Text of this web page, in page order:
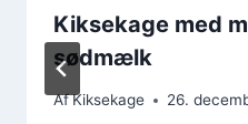
Kiksekage med
sødmælk
AfKiksekage 26.